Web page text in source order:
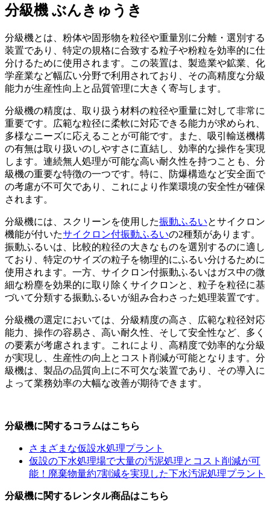
分級機 ぶんきゅうき
分級機とは、粉体や固形物を粒径や重量別に分離・選別する
装置であり、特定の規格に合致する粒子や粉粒を効率的に仕
分けるために使用されます。この装置は、製造業や鉱業、化
学産業など幅広い分野で利用されており、その高精度な分級
能力が生産性向上と品質管理に大きく寄与します。
分級機の精度は、取り扱う材料の粒径や重量に対して非常に
重要です。広範な粒径に柔軟に対応できる能力が求められ、
多様なニーズに応えることが可能です。また、吸引輸送機構
の有無は取り扱いのしやすさに直結し、効率的な操作を実現
します。連続無人処理が可能な高い耐久性を持つことも、分
級機の重要な特徴の一つです。特に、防爆構造など安全面で
の考慮が不可欠であり、これにより作業環境の安全性が確保
されます。
分級機には、スクリーンを使用した振動ふるいとサイクロン
機能が付いたサイクロン付振動ふるいの2種類があります。
振動ふるいは、比較的粒径の大きなものを選別するのに適し
ており、特定のサイズの粒子を物理的にふるい分けるために
使用されます。一方、サイクロン付振動ふるいはガス中の微
細な粉塵を効果的に取り除くサイクロンと、粒子を粒径に基
づいて分類する振動ふるいが組み合わさった処理装置です。
分級機の選定においては、分級精度の高さ、広範な粒径対応
能力、操作の容易さ、高い耐久性、そして安全性など、多く
の要素が考慮されます。これにより、高精度で効率的な分級
が実現し、生産性の向上とコスト削減が可能となります。分
級機は、製品の品質向上に不可欠な装置であり、その導入に
よって業務効率の大幅な改善が期待できます。
分級機に関するコラムはこちら
さまざまな仮設水処理プラント
仮設の下水処理場で大量の汚泥処理とコスト削減が可
能！廃棄物量約7割減を実現した下水汚泥処理プラント
分級機に関するレンタル商品はこちら